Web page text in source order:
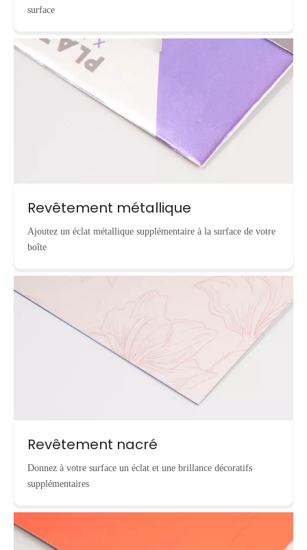
surface
Revêtement métallique
Ajoutez un éclat métallique supplémentaire à la surface de votre
boîte
Revêtement nacré
Donnez à votre surface un éclat et une brillance décoratifs
supplémentaires